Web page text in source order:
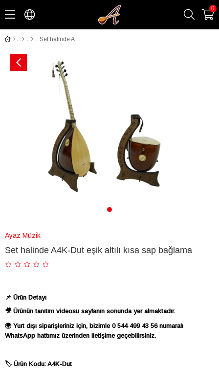
0
Set halinde A4K-Dut eşik altılı kısa sap bağlama
Ayaz Müzik
Set halinde A4K-Dut eşik altılı kısa sap bağlama
📌 Ürün Detayı
🎥 Ürünün tanıtım videosu sayfanın sonunda yer almaktadır.
🌍 Yurt dışı siparişleriniz için, bizimle 0 544 499 43 56 numaralı
WhatsApp hattımız üzerinden iletişime geçebilirsiniz.
🏷 Ürün Kodu: A4K-Dut